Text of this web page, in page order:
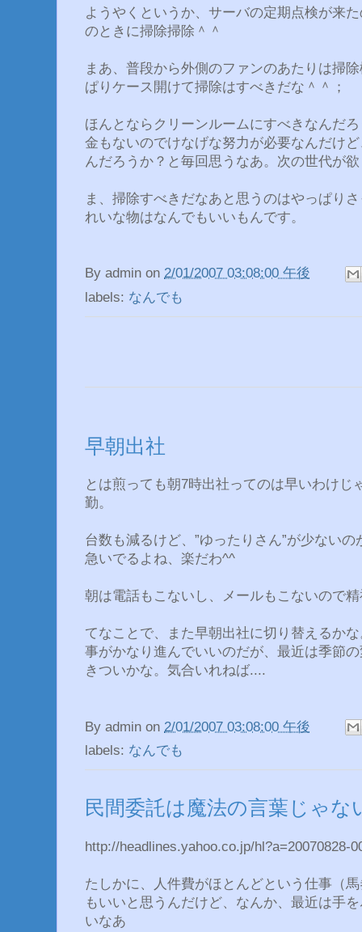
ようやくというか、サーバの定期点検が来
のときに掃除掃除＾＾
まあ、普段から外側のファンのあたりは掃
ぱりケース開けて掃除はすべきだな＾＾；
ほんとならクリーンルームにすべきなんだ
金もないのでけなげな努力が必要なんだけ
んだろうか？と毎回思うなあ。次の世代が
ま、掃除すべきだなあと思うのはやっぱり
れいな物はなんでもいいもんです。
By admin on 2/01/2007 03:08:00 午後
labels: なんでも
早朝出社
とは煎っても朝7時出社ってのは早いわけじ
勤。
台数も減るけど、”ゆったりさん”が少ない
急いでるよね、楽だわ^^
朝は電話もこないし、メールもこないので
てなことで、また早朝出社に切り替えるか
事がかなり進んでいいのだが、最近は季節
きついかな。気合いれねば....
By admin on 2/01/2007 03:08:00 午後
labels: なんでも
民間委託は魔法の言葉じゃな
http://headlines.yahoo.co.jp/hl?a=20070828-
たしかに、人件費がほとんどという仕事（
もいいと思うんだけど、なんか、最近は手
いなあ